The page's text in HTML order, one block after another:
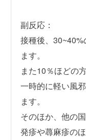
副反応：
接種後、
ます。
また10％ほどの
一時的に軽い風
ます。
そのほか、他の
発疹や蕁麻疹の